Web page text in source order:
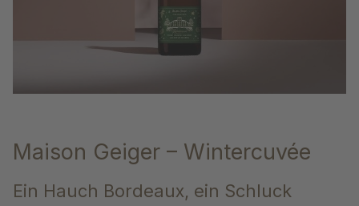
Maison Geiger – Wintercuvée
Ein Hauch Bordeaux, ein Schluck